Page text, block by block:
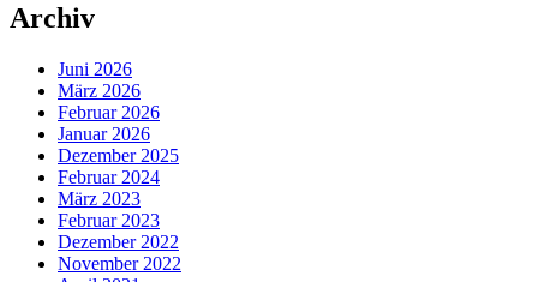
Archiv
Juni 2026
März 2026
Februar 2026
Januar 2026
Dezember 2025
Februar 2024
März 2023
Februar 2023
Dezember 2022
November 2022